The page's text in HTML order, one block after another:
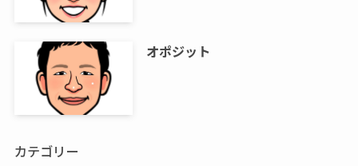
オポジット
カテゴリー